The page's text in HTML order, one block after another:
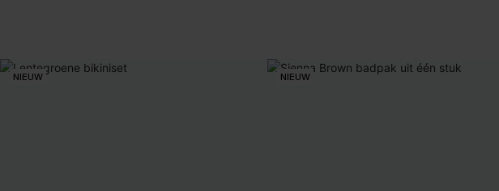
NIEUW NIEUW